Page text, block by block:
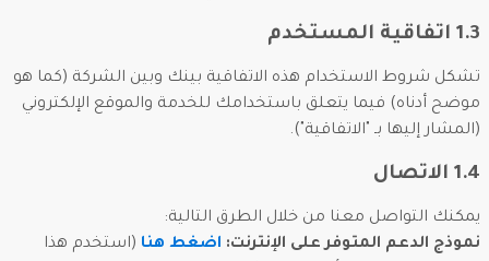
1.3 اتفاقية المستخدم
تشكل شروط الاستخدام هذه الاتفاقية بينك وبين الشركة (كما هو
موضح أدناه) فيما يتعلق باستخدامك للخدمة والموقع الإلكتروني
(المشار إليها بـ "الاتفاقية").
1.4 الاتصال
يمكنك التواصل معنا من خلال الطرق التالية:
نموذج الدعم المتوفر على الإنترنت: اضغط هنا (استخدم هذا